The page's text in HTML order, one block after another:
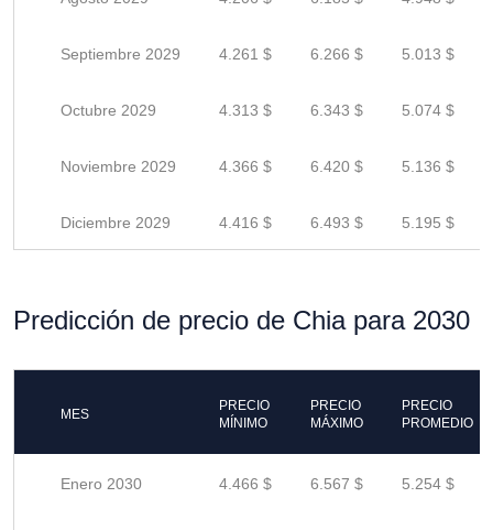
Septiembre 2029 4.261 $ 6.266 $ 5.013 $
Octubre 2029 4.313 $ 6.343 $ 5.074 $
Noviembre 2029 4.366 $ 6.420 $ 5.136 $
Diciembre 2029 4.416 $ 6.493 $ 5.195 $
Predicción de precio de Chia para 2030
MES
PRECIO
MÍNIMO
PRECIO
MÁXIMO
PRECIO
PROMEDIO
Enero 2030 4.466 $ 6.567 $ 5.254 $